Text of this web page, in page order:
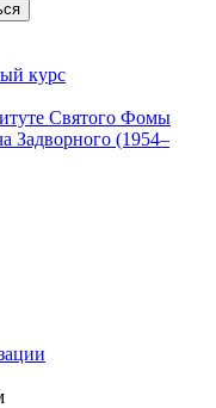
курс
Святого Фомы
Задворного (1954–